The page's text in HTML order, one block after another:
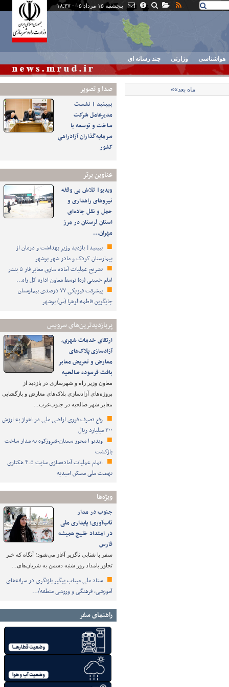
پنجشنبه ۱۵ مرداد ۰۵ - ۱۸:۳۷
هواشناسی وزارتی چند رسانه ای
صدا و تصوير
ببینید | نشست
مدیرعامل شرکت
ساخت و توسعه با
سرمایه‌گذاران آزادراهی
کشور
عناوین برتر
ویدیو| تلاش بی وقفه
نیروهای راهداری و
حمل و نقل جاده‌ای
استان لرستان در مرز
مهران…
ببینید| بازدید وزیر بهداشت و درمان از
بیمارستان کودک و مادر شهر بوشهر
تشریح عملیات آماده سازی معابر فاز ۵ بندر
امام خمینی (ره) توسط معاون اداره کل راه…
پیشرفت فیزیکی ۷۷ درصدی بیمارستان
جایگزین فاطمه‌الزهرا (س) بوشهر
پربازدیدترین‌های سرویس
ارتقای خدمات شهری،
آزادسازی پلاک‌های
معارض و تعریض معابر
بافت فرسوده صالحیه
معاون وزیر راه و شهرسازی در بازدید از
پروژه‌های آزادسازی پلاک‌های معارض و بازگشایی
معابر شهر صالحیه در جنوب‌غرب…
رفع تصرف فوری اراضی ملی در اهواز به ارزش
۳۰۰ میلیارد ریال
ویدیو ا محور سمنان-فیروزکوه به مدار ساخت
بازگشت
اتمام عملیات آماده‌سازی سایت ۴.۵ هکتاری
نهضت ملی مسکن امیدیه
ویژه‌ها
جنوب در مدار
تاب‌آوری؛ پایداری ملی
در امتداد خلیج همیشه
فارس
سفر با شتابی ناگزیر آغاز می‌شود؛ آنگاه که خبر
تجاوز بامداد روز شنبه دشمن به شریان‌های…
ستاد ملی میناب پیگیر بازنگری در سرانه‌های
آموزشی، فرهنگی و ورزشی منطقه/…
راهنمای سفر
ماه بعد»»